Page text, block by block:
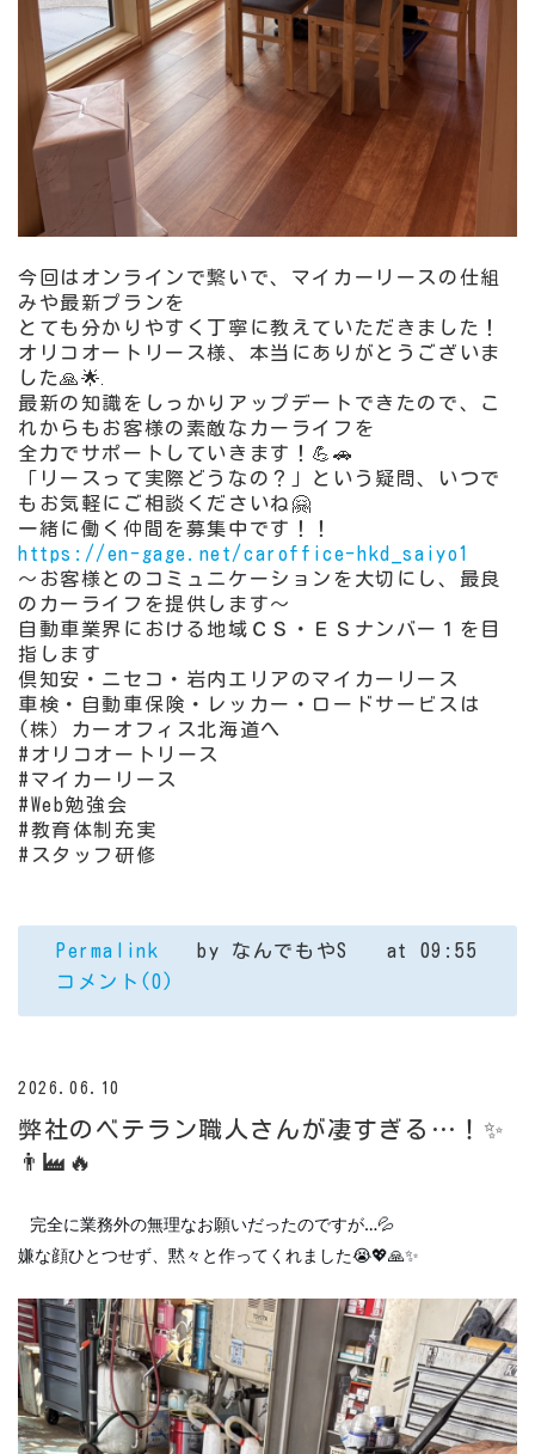
今回はオンラインで繋いで、マイカーリースの仕組
みや最新プランを
とても分かりやすく丁寧に教えていただきました！
オリコオートリース様、本当にありがとうございま
した🙏🌟
最新の知識をしっかりアップデートできたので、こ
れからもお客様の素敵なカーライフを
全力でサポートしていきます！💪🚗
「リースって実際どうなの？」という疑問、いつで
もお気軽にご相談くださいね🤗
一緒に働く仲間を募集中です！！
https://en-gage.net/caroffice-hkd_saiyo1
～お客様とのコミュニケーションを大切にし、最良
のカーライフを提供します～
自動車業界における地域ＣＳ・ＥＳナンバー１を目
指します
倶知安・ニセコ・岩内エリアのマイカーリース
車検・自動車保険・レッカー・ロードサービスは
(株）カーオフィス北海道へ
#オリコオートリース
#マイカーリース
#Web勉強会
#教育体制充実
#スタッフ研修
Permalink by なんでもやS
at 09:55
コメント(0)
2026.06.10
弊社のベテラン職人さんが凄すぎる…！✨
👨‍🏭🔥
完全に業務外の無理なお願いだったのですが…💦
嫌な顔ひとつせず、黙々と作ってくれました😭💖🙏✨